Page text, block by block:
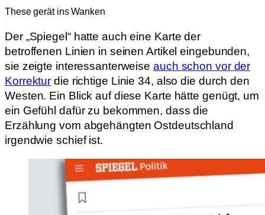
These gerät ins Wanken
Der „Spiegel“ hatte auch eine Karte der
betroffenen Linien in seinen Artikel eingebunden,
sie zeigte interessanterweise auch schon vor der
Korrektur die richtige Linie 34, also die durch den
Westen. Ein Blick auf diese Karte hätte genügt, um
ein Gefühl dafür zu bekommen, dass die
Erzählung vom abgehängten Ostdeutschland
irgendwie schief ist.